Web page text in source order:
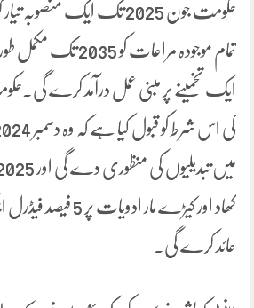
تمام موجودہ مراعات
ایک تخمینے پر مبنی عمل درآمد کرے
عائد کرے گی۔